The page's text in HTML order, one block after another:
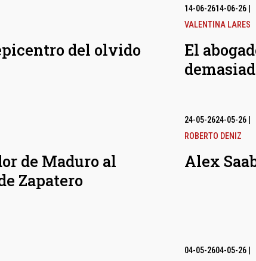
del olvido
14-06-2614-06-26|
VALENTINA LARES
El
de Maduro al
Zapatero
24-05-2624-05-26|
ROBERTO DENIZ
Alex
04-05-2604-05-26|